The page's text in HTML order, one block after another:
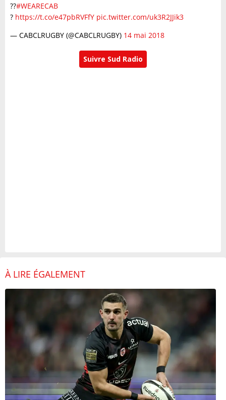
?️?#WEARECAB
? https://t.co/e47pbRVFfY pic.twitter.com/uk3R2JJik3
— CABCLRUGBY (@CABCLRUGBY) 14 mai 2018
Suivre Sud Radio
À LIRE ÉGALEMENT